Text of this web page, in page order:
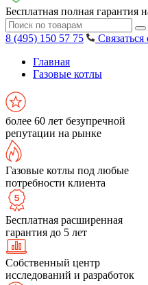
Бесплатная полная гарантия
8 (495) 150 57 75
Главная
Газовые котлы
более 60 лет безупречной
репутации на рынке
Газовые котлы под любые
потребности клиента
Бесплатная расширенная
гарантия до 5 лет
Собственный центр
исследований и разработок